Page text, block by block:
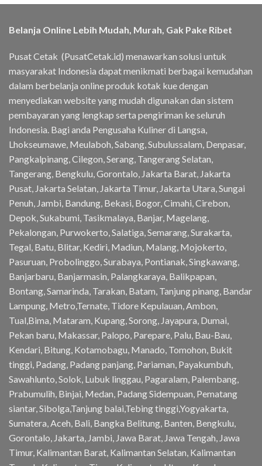
Belanja Online Lebih Mudah, Murah, Gak Pake Ribet
Pusat Cetak (PusatCetak.id) menawarkan solusi untuk
masyarakat Indonesia dapat menikmati berbagai kemudahan
dalam berbelanja online produk kotak kue dengan
menyediakan website yang mudah digunakan dan sistem
pembayaran yang lengkap serta pengiriman ke seluruh
Indonesia. Bagi anda Pengusaha Kuliner di Langsa,
Lhokseumawe, Meulaboh, Sabang, Subulussalam, Denpasar,
Pangkalpinang, Cilegon, Serang, Tangerang Selatan,
Tangerang, Bengkulu, Gorontalo, Jakarta Barat, Jakarta
Pusat, Jakarta Selatan, Jakarta Timur, Jakarta Utara, Sungai
Penuh, Jambi, Bandung, Bekasi, Bogor, Cimahi, Cirebon,
Depok, Sukabumi, Tasikmalaya, Banjar, Magelang,
Pekalongan, Purwokerto, Salatiga, Semarang, Surakarta,
Tegal, Batu, Blitar, Kediri, Madiun, Malang, Mojokerto,
Pasuruan, Probolinggo, Surabaya, Pontianak, Singkawang,
Banjarbaru, Banjarmasin, Palangkaraya, Balikpapan,
Bontang, Samarinda, Tarakan, Batam, Tanjung pinang, Bandar
Lampung, Metro,Ternate, Tidore Kepulauan, Ambon,
Tual,Bima, Mataram, Kupang, Sorong, Jayapura, Dumai,
Pekan baru, Makassar, Palopo, Parepare, Palu, Bau-Bau,
Kendari, Bitung, Kotamobagu, Manado, Tomohon, Bukit
tinggi, Padang, Padang panjang, Pariaman, Payakumbuh,
Sawahlunto, Solok, Lubuk linggau, Pagaralam, Palembang,
Prabumulih, Binjai, Medan, Padang Sidempuan, Pematang
siantar, Sibolga,Tanjung balai,Tebing tinggi,Yogyakarta,
Sumatera, Aceh, Bali, Bangka Belitung, Banten, Bengkulu,
Gorontalo, Jakarta, Jambi, Jawa Barat, Jawa Tengah, Jawa
Timur, Kalimantan Barat, Kalimantan Selatan, Kalimantan